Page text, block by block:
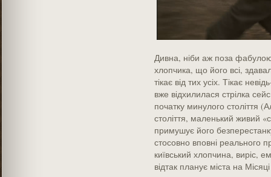
Дивна, ніби аж поза
хлопчика, що його всі,
тікає від тих усіх. Тікає
вже відхилилася стрілка
початку минулого століття
століття, маленький живий
примушує його
стосовно вповні реального
київський хлопчина, виріс,
відтак планує міста на